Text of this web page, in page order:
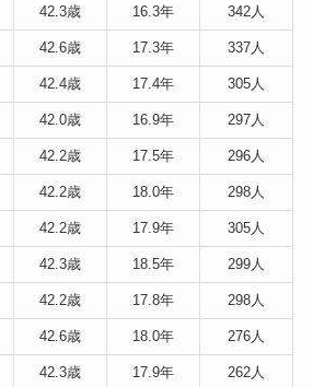
42.3歳 16.3年 342人
42.6歳 17.3年 337人
42.4歳 17.4年 305人
42.0歳 16.9年 297人
42.2歳 17.5年 296人
42.2歳 18.0年 298人
42.2歳 17.9年 305人
42.3歳 18.5年 299人
42.2歳 17.8年 298人
42.6歳 18.0年 276人
42.3歳 17.9年 262人